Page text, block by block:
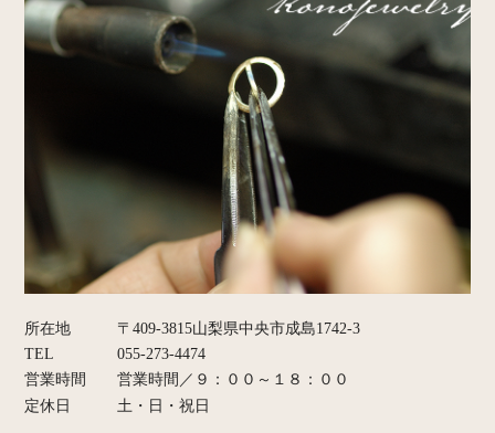
所在地
〒409-3815山梨県中央市成島1742-3
TEL
055-273-4474
営業時間
営業時間／９：００～１８：００
定休日
土・日・祝日